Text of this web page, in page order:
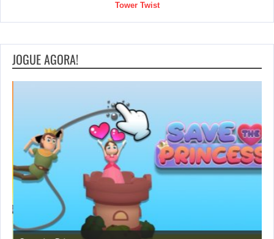
Tower Twist
JOGUE AGORA!